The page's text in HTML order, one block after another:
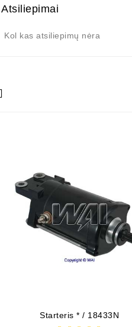
Išparduota
21,00 €
Išparduota
Atsiliepimai
Kol kas atsiliepimų nėra
Starteris * / 18433N